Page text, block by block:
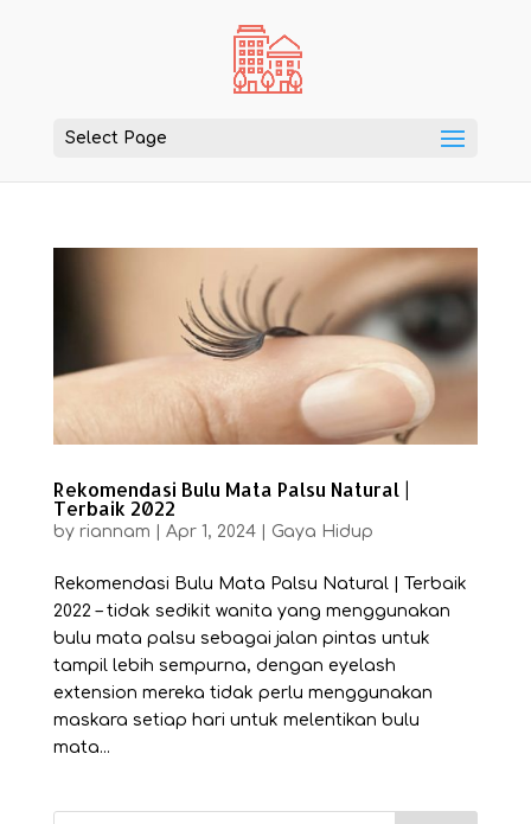
Select Page
Rekomendasi Bulu Mata Palsu Natural |
Terbaik 2022
by riannam Apr 1, 2024| Gaya Hidup
Rekomendasi Bulu Mata Palsu Natural | Terbaik
2022 – tidak sedikit wanita yang menggunakan
bulu mata palsu sebagai jalan pintas untuk
tampil lebih sempurna, dengan eyelash
extension mereka tidak perlu menggunakan
maskara setiap hari untuk melentikan bulu
mata...